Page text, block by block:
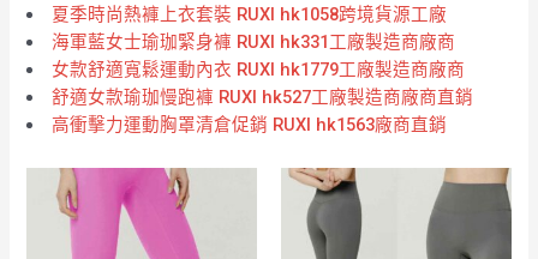
夏季時尚熱褲上衣套裝 RUXI hk1058跨境貨源工廠
海軍藍女士瑜珈緊身褲 RUXI hk331工廠製造商廠商
女款舒適寬鬆運動內衣 RUXI hk1779工廠製造商廠商
舒適女款瑜珈慢跑褲 RUXI hk527工廠製造商廠商直銷
高衝擊力運動胸罩清倉促銷 RUXI hk1563廠商直銷